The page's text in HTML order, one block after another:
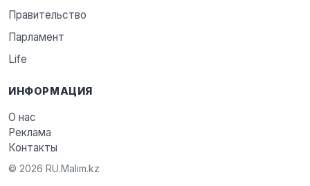
Правительство
Парламент
Life
ИНФОРМАЦИЯ
О нас
Реклама
Контакты
© 2026 RU.Malim.kz